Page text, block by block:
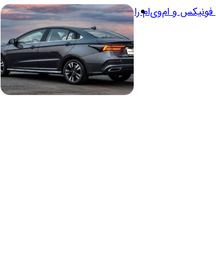
قطعی ۶ محصول فونیکس و ام‌وی‌ام را